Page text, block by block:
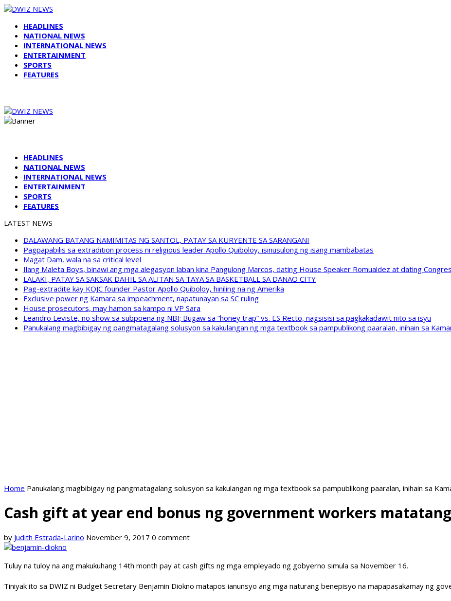
HEADLINES
NATIONAL NEWS
INTERNATIONAL NEWS
ENTERTAINMENT
SPORTS
FEATURES
HEADLINES
NATIONAL NEWS
INTERNATIONAL NEWS
ENTERTAINMENT
SPORTS
FEATURES
LATEST NEWS
DALAWANG BATANG NAMIMITAS NG SANTOL, PATAY SA KURYENTE SA SARANGANI
Pagpapabilis sa extradition process ni religious leader Apollo Quiboloy, isinusulong ng isang mambabatas
Magat Dam, wala na sa critical level
Ilang Maleta Boys, binawi ang mga alegasyon laban kina Pangulong Marcos, dating House Speaker Romualdez at dating
LALAKI, PATAY SA SAKSAK DAHIL SA ALITAN SA TAYA SA BASKETBALL SA DANAO CITY
Pag-extradite kay KOJC founder Pastor Apollo Quiboloy, hiniling na ng Amerika
Exclusive power ng Kamara sa impeachment, napatunayan sa SC ruling
House prosecutors, may hamon sa kampo ni VP Sara
Leandro Leviste, no show sa subpoena ng NBI; Bugaw sa “honey trap” vs. ES Recto, nagsisisi sa pagkakadawit nito sa isyu
Panukalang magbibigay ng pangmatagalang solusyon sa kakulangan ng mga textbook sa pampublikong paaralan, inihain sa
Home Panukalang magbibigay ng pangmatagalang solusyon sa kakulangan ng mga textbook sa pampublikong paaralan, inihain sa
Cash gift at year end bonus ng government workers
by Judith Estrada-Larino November 9, 2017 0 comment
Tuluy na tuloy na ang makukuhang 14th month pay at cash gifts ng mga empleyado ng gobyerno simula sa November 16.
Tiniyak ito sa DWIZ ni Budget Secretary Benjamin Diokno matapos ianunsyo ang mga naturang benepisyo na mapapasakamay ng